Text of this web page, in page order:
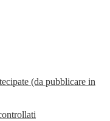
(da pubblicare in